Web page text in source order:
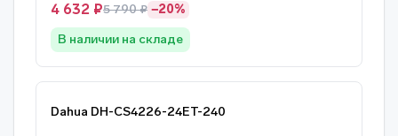
4 632 ₽5 790 ₽ −20%
В наличии на складе
Dahua DH-CS4226-24ET-240